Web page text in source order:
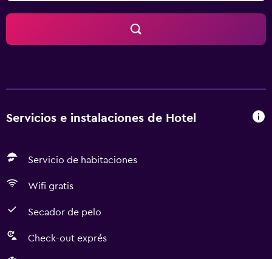
Servicios e instalaciones de Hotel
Servicio de habitaciones
Wifi gratis
Secador de pelo
Check-out exprés